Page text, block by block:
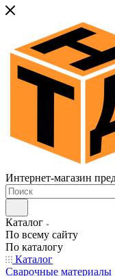
Интернет-магазин
Каталог
По всему сайту
По каталогу
Каталог
Сварочные материалы